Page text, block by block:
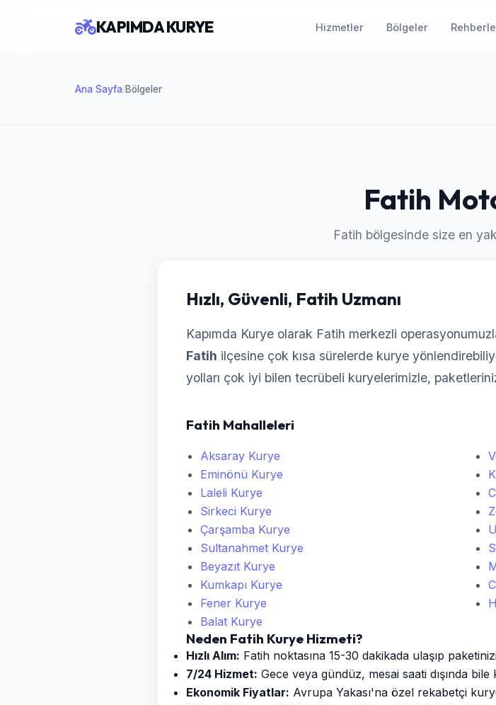
Ana Sayfa/Bölgeler
KAPIMDA KURYE Hizmetler Bölgeler
Fatih
Fatih bölgesinde size en
Hızlı, Güvenli, Fatih Uzmanı
Kapımda Kurye olarak Fatih merkezli
Fatih ilçesine çok kısa sürelerde kurye
yolları çok iyi bilen tecrübeli kuryelerimizle,
Fatih Mahalleleri
Aksaray Kurye
Eminönü Kurye
Laleli Kurye
Sirkeci Kurye
Çarşamba Kurye
Sultanahmet Kurye
Beyazıt Kurye
Kumkapı Kurye
Fener Kurye
Balat Kurye
Neden Fatih Kurye Hizmeti?
Hızlı Alım: Fatih noktasına 15-30 dakikada ulaşıp
7/24 Hizmet: Gece veya gündüz, mesai saati dışında
Ekonomik Fiyatlar: Avrupa Yakası'na özel rekabetçi